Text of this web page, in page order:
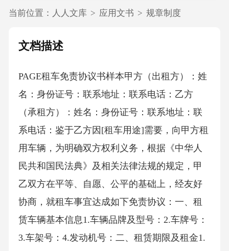
当前位置： 人人文库 > 应用文书 > 规章制度
文档描述
PAGE租车免责协议书样本 甲方（出租方）：姓
名：身份证号：联系地址：联系电话：乙方
（承租方）：姓名：身份证号：联系地址：联
系电话：鉴于乙方因[租车用途]需要，向甲方租
用车辆，为明确双方权利义务，根据《中华人
民共和国民法典》及相关法律法规的规定，甲
乙双方在平等、自愿、公平的基础上，经友好
协商，就租车事宜达成如下免责协议：一、租
赁车辆基本信息1.车辆品牌及型号：2.车牌号：
3.车架号：4.发动机号：二、租赁期限及租金1.